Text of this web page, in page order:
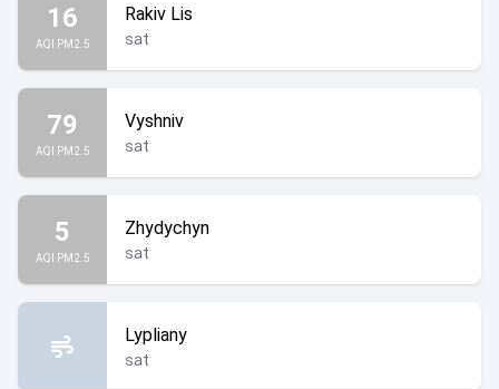
16
AQI PM2.5
Rakiv Lis
sat
79
AQI PM2.5
Vyshniv
sat
5
AQI PM2.5
Zhydychyn
sat
Lypliany
sat